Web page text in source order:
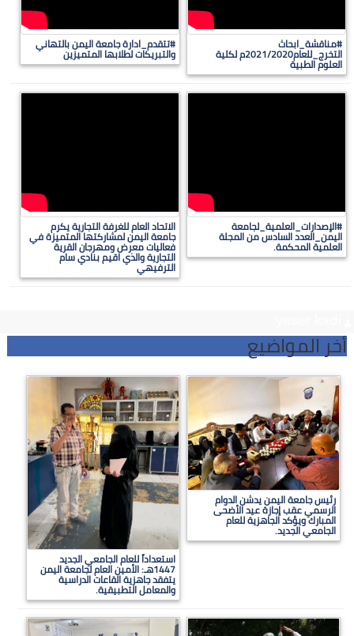
#مناقشة_ابحاث
التخرج_للعام2021/2020م لكلية
العلوم الطبية
#تتقدم_ادارة جامعة اليمن بالتهاني
والتبريكات لطلابها المتميزين
#الإصدارات_العلمية_لجامعة
اليمن_العدد السادس من المجلة
العلمية المحكمة.
الاتحاد العام للغرفة التجارية يكرم
جامعة اليمن لمشاركتها المتميزة في
فعاليات معرض ومهرجان القرية
التجارية والذي اقيم بنادي سام
الترفيهي
أخر المواضيع
رئيس جامعة اليمن يدشن الدوام
الرسمي عقب إجازة عيد الأضحى
المبارك ويؤكد الجاهزية للعام
الجامعي الجديد.
استعداداً للعام الجامعي الجديد
1447هـ: الأمين العام لجامعة اليمن
يتفقد جاهزية القاعات الدراسية
والمعامل التطبيقية.